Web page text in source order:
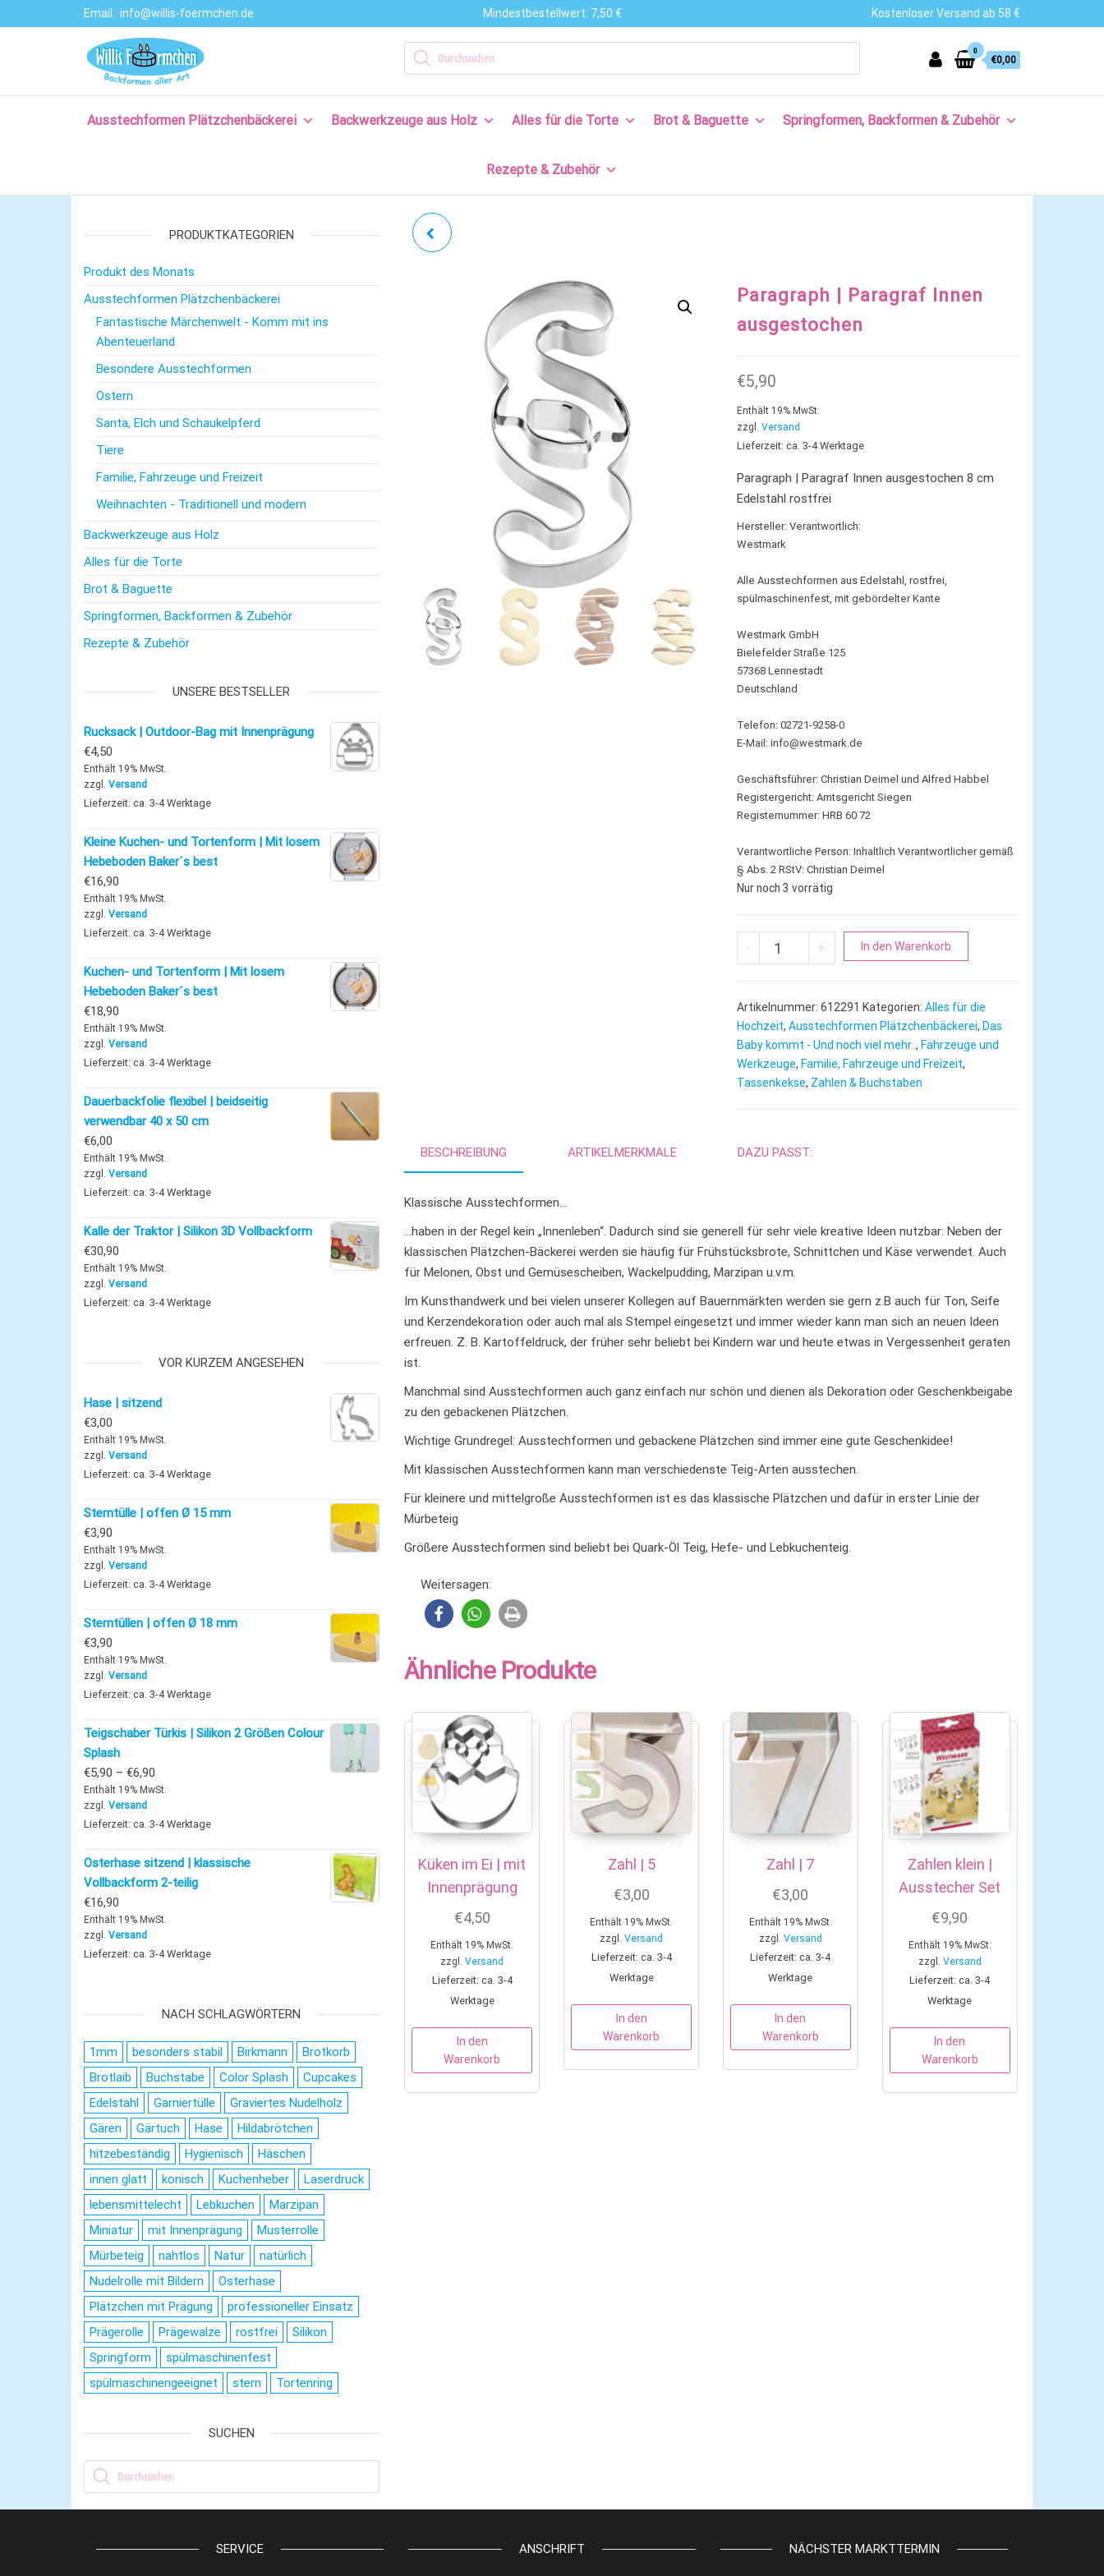
Email: info@willis-foermchen.de Mindestbestellwert: 7,50 € Kostenloser Versand ab 58 €
Ausstechformen
– Backformen
Große Auswahl
an
mit Rezepten
Products search
0
€0,00
Ausstechformen Plätzchenbäckerei Backwerkzeuge aus Holz Alles für die Torte Brot & Baguette Springformen, Backformen & Zubehör
Rezepte & Zubehör
INNENPRÄGUNG
Paragraph | Paragraf Innen
ausgestochen
€5,90
Enthält 19% MwSt.
zzgl. Versand
Lieferzeit: ca. 3-4 Werktage
Paragraph | Paragraf Innen ausgestochen 8 cm
Edelstahl rostfrei
Hersteller: Verantwortlich:
Westmark
Alle Ausstechformen aus Edelstahl, rostfrei,
spülmaschinenfest, mit gebördelter Kante
Westmark GmbH
Bielefelder Straße 125
57368 Lennestadt
Deutschland
Telefon: 02721-9258-0
E-Mail: info@westmark.de
Geschäftsführer: Christian Deimel und Alfred Habbel
Registergericht: Amtsgericht Siegen
Registernummer: HRB 60 72
Verantwortliche Person: Inhaltlich Verantwortlicher gemäß
§ Abs. 2 RStV: Christian Deimel
Nur noch 3 vorrätig
- Paragraph | Paragraf Innen ausgestochen Menge
+ In den Warenkorb
e
r
n
Artikelnummer: 612291 Kategorien: Alles für die
Hochzeit, Ausstechformen Plätzchenbäckerei, Das
Baby kommt - Und noch viel mehr.. , Fahrzeuge und
Werkzeuge, Familie, Fahrzeuge und Freizeit,
Tassenkekse, Zahlen & Buchstaben
BESCHREIBUNG ARTIKELMERKMALE DAZU PASST:
Klassische Ausstechformen…
…haben in der Regel kein „Innenleben“. Dadurch sind sie generell für sehr viele kreative Ideen nutzbar: Neben der
klassischen Plätzchen-Bäckerei werden sie häufig für Frühstücksbrote, Schnittchen und Käse verwendet. Auch
für Melonen, Obst und Gemüsescheiben, Wackelpudding, Marzipan u.v.m.
Im Kunsthandwerk und bei vielen unserer Kollegen auf Bauernmärkten werden sie gern z.B auch für Ton, Seife
und Kerzendekoration oder auch mal als Stempel eingesetzt und immer wieder kann man sich an neuen Ideen
erfreuen. Z. B. Kartoffeldruck, der früher sehr beliebt bei Kindern war und heute etwas in Vergessenheit geraten
ist.
Manchmal sind Ausstechformen auch ganz einfach nur schön und dienen als Dekoration oder Geschenkbeigabe
zu den gebackenen Plätzchen.
Wichtige Grundregel: Ausstechformen und gebackene Plätzchen sind immer eine gute Geschenkidee!
Mit klassischen Ausstechformen kann man verschiedenste Teig-Arten ausstechen.
Für kleinere und mittelgroße Ausstechformen ist es das klassische Plätzchen und dafür in erster Linie der
Mürbeteig
Größere Ausstechformen sind beliebt bei Quark-Öl Teig, Hefe- und Lebkuchenteig.
Weitersagen:
Ähnliche Produkte
Küken im Ei | mit
Innenprägung
€4,50
Enthält 19% MwSt.
zzgl.Versand
Lieferzeit: ca. 3-4
Werktage
In den
Warenkorb
Zahl | 5
€3,00
Enthält 19% MwSt.
zzgl.Versand
Lieferzeit: ca. 3-4
Werktage
In den
Warenkorb
Zahl | 7
€3,00
Enthält 19% MwSt.
zzgl. Versand
Lieferzeit: ca. 3-4
Werktage
In den
Warenkorb
Zahlen klein |
Ausstecher Set
€9,90
Enthält 19% MwSt.
zzgl. Versand
Lieferzeit: ca. 3-4
Werktage
In den
Warenkorb
PRODUKTKATEGORIEN
Produkt des Monats
Ausstechformen Plätzchenbäckerei
Fantastische Märchenwelt - Komm mit ins
Abenteuerland
Besondere Ausstechformen
Ostern
Santa, Elch und Schaukelpferd
Tiere
Familie, Fahrzeuge und Freizeit
Weihnachten - Traditionell und modern
Backwerkzeuge aus Holz
Alles für die Torte
Brot & Baguette
Springformen, Backformen & Zubehör
Rezepte & Zubehör
UNSERE BESTSELLER
Rucksack | Outdoor-Bag mit Innenprägung
€4,50
Enthält 19% MwSt.
zzgl. Versand
Lieferzeit: ca. 3-4 Werktage
Kleine Kuchen- und Tortenform | Mit losem
Hebeboden Baker´s best
€16,90
Enthält 19% MwSt.
zzgl. Versand
Lieferzeit: ca. 3-4 Werktage
Kuchen- und Tortenform | Mit losem
Hebeboden Baker´s best
€18,90
Enthält 19% MwSt.
zzgl. Versand
Lieferzeit: ca. 3-4 Werktage
Dauerbackfolie flexibel | beidseitig
verwendbar 40 x 50 cm
€6,00
Enthält 19% MwSt.
zzgl. Versand
Lieferzeit: ca. 3-4 Werktage
Kalle der Traktor | Silikon 3D Vollbackform
€30,90
Enthält 19% MwSt.
zzgl. Versand
Lieferzeit: ca. 3-4 Werktage
VOR KURZEM ANGESEHEN
Hase | sitzend
€3,00
Enthält 19% MwSt.
zzgl. Versand
Lieferzeit: ca. 3-4 Werktage
Sterntülle | offen Ø 15 mm
€3,90
Enthält 19% MwSt.
zzgl. Versand
Lieferzeit: ca. 3-4 Werktage
Sterntüllen | offen Ø 18 mm
€3,90
Enthält 19% MwSt.
zzgl. Versand
Lieferzeit: ca. 3-4 Werktage
Teigschaber Türkis | Silikon 2 Größen Colour
Splash
€5,90 – €6,90
Enthält 19% MwSt.
zzgl. Versand
Lieferzeit: ca. 3-4 Werktage
Osterhase sitzend | klassische
Vollbackform 2-teilig
€16,90
Enthält 19% MwSt.
zzgl. Versand
Lieferzeit: ca. 3-4 Werktage
NACH SCHLAGWÖRTERN
1mm besonders stabil Birkmann
Brotkorb
Brotlaib
Buchstabe Color Splash
Cupcakes
Edelstahl
Garniertülle
Graviertes Nudelholz
Gären
Gärtuch Hase
Hildabrötchen
hitzebeständig
Hygienisch
Häschen
innen glatt
konisch Kuchenheber
Laserdruck
lebensmittelecht
Lebkuchen
Marzipan
Miniatur
mit Innenprägung
Musterrolle
Mürbeteig
nahtlos Natur
natürlich
Nudelrolle mit Bildern
Osterhase
Plätzchen mit Prägung
professioneller Einsatz
Prägerolle
Prägewalze rostfrei
Silikon
Springform
spülmaschinenfest
spülmaschinengeeignet
stern Tortenring
SUCHEN
Products search
SERVICE ANSCHRIFT NÄCHSTER MARKTTERMIN